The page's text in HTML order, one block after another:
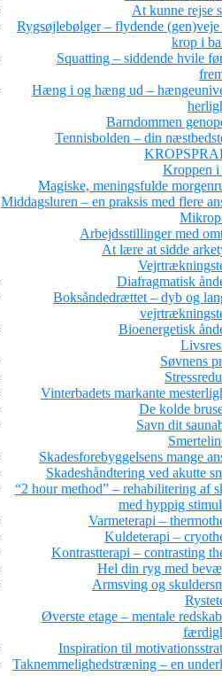
At kunne rejse
Rygsøjlebølger – flydende
krop i
Squatting – siddende hvile
Hæng i og hæng ud –
Barndommen
Tennisbolden – din
Kroppen i
Magiske, meningsfulde
Middagsluren – en praksis med flere
Arbejdsstillinger med
At lære at sidde
Diafragmatisk
Boksåndedrættet – dyb og
Bioenergetisk
Søvnens
Vinterbadets markante
De kolde
Savn dit
Skadesforebyggelsens mange
Skadeshåndtering ved akutte
“2 hour method” – rehabilitering af
med hyppig
Varmeterapi –
Kuldeterapi –
Kontrastterapi – contrasting
Hel din ryg med
Armsving og
Øverste etage – mentale
Inspiration til
Taknemmelighedstræning – en